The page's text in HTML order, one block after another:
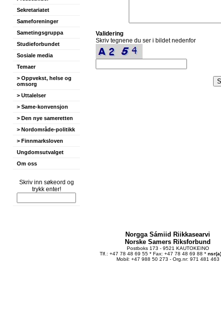
Sekretariatet
Sameforeninger
Sametingsgruppa
Studieforbundet
Sosiale media
Temaer
> Oppvekst, helse og
omsorg
> Uttalelser
> Same-konvensjon
> Den nye sameretten
> Nordområde-politikk
> Finnmarksloven
Ungdomsutvalget
Om oss
Skriv inn søkeord og
trykk enter!
Validering
Skriv tegnene du ser i bildet nedenfor
Norgga Sámiid Riikkasearvi
Norske Samers Riksforbund
Postboks 173 - 9521 KAUTOKEINO
Tlf.: +47 78 48 69 55 * Fax: +47 78 48 69 88 *
Mobil: +47 988 50 273 - Org.nr: 971 481 463